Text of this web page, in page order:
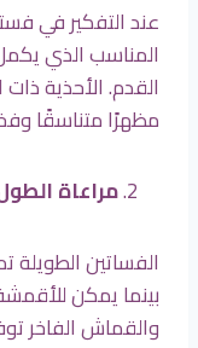
عند التفكير في
المناسب الذي
القدم. الأحذية
مظهرًا متناسقًا
مراعاة
الفساتين الطويلة
بينما يمكن
والقماش الفاخر